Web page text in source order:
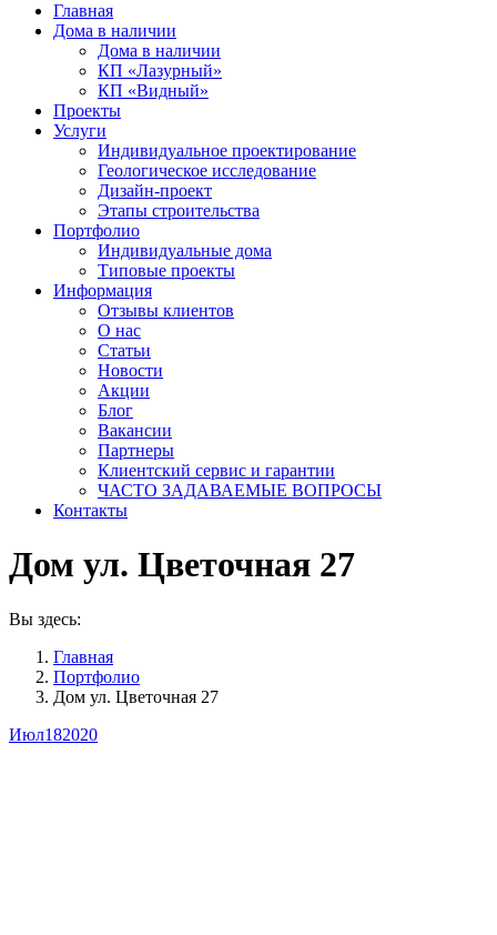
Главная
Дома в наличии
Дома в наличии
КП «Лазурный»
КП «Видный»
Проекты
Услуги
Индивидуальное проектирование
Геологическое исследование
Дизайн-проект
Этапы строительства
Портфолио
Индивидуальные дома
Типовые проекты
Информация
Отзывы клиентов
О нас
Статьи
Новости
Акции
Блог
Вакансии
Партнеры
Клиентский сервис и гарантии
ЧАСТО ЗАДАВАЕМЫЕ ВОПРОСЫ
Контакты
Дом ул. Цветочная 27
Вы здесь:
Главная
Портфолио
Дом ул. Цветочная 27
Июл182020